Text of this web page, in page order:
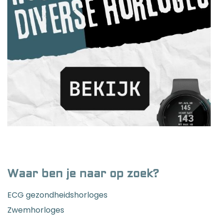
Waar ben je naar op zoek?
ECG gezondheidshorloges
Zwemhorloges